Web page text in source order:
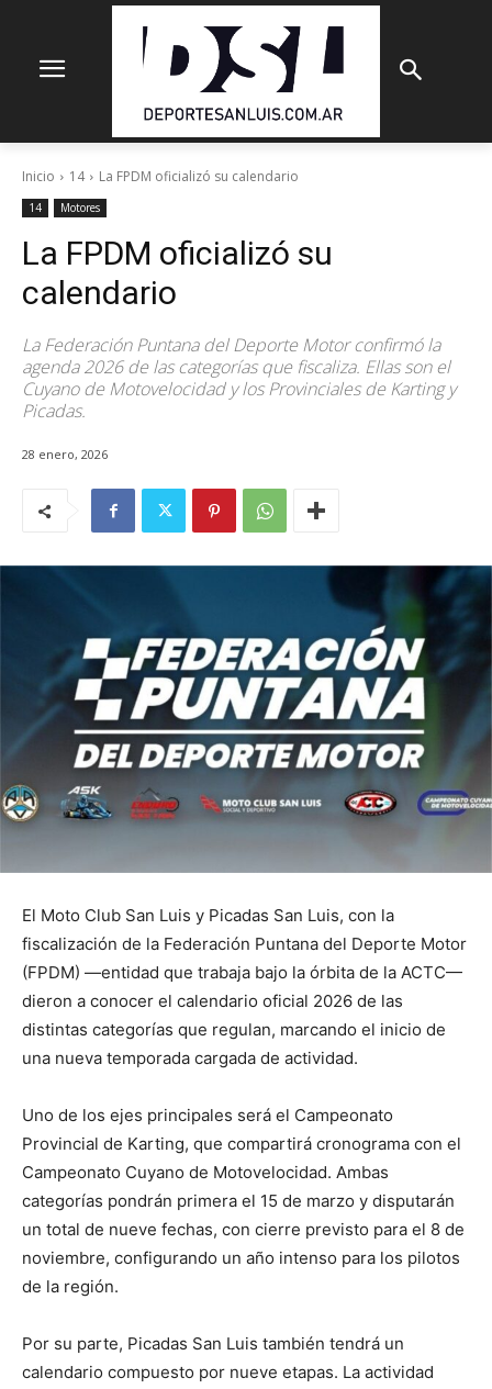
Inicio 14 La FPDM oficializó su calendario
14 Motores
La FPDM oficializó su
calendario
La Federación Puntana del Deporte Motor confirmó la
agenda 2026 de las categorías que fiscaliza. Ellas son el
Cuyano de Motovelocidad y los Provinciales de Karting y
Picadas.
28 enero, 2026
El Moto Club San Luis y Picadas San Luis, con la
fiscalización de la Federación Puntana del Deporte Motor
(FPDM) —entidad que trabaja bajo la órbita de la ACTC—
dieron a conocer el calendario oficial 2026 de las
distintas categorías que regulan, marcando el inicio de
una nueva temporada cargada de actividad.
Uno de los ejes principales será el Campeonato
Provincial de Karting, que compartirá cronograma con el
Campeonato Cuyano de Motovelocidad. Ambas
categorías pondrán primera el 15 de marzo y disputarán
un total de nueve fechas, con cierre previsto para el 8 de
noviembre, configurando un año intenso para los pilotos
de la región.
Por su parte, Picadas San Luis también tendrá un
calendario compuesto por nueve etapas. La actividad